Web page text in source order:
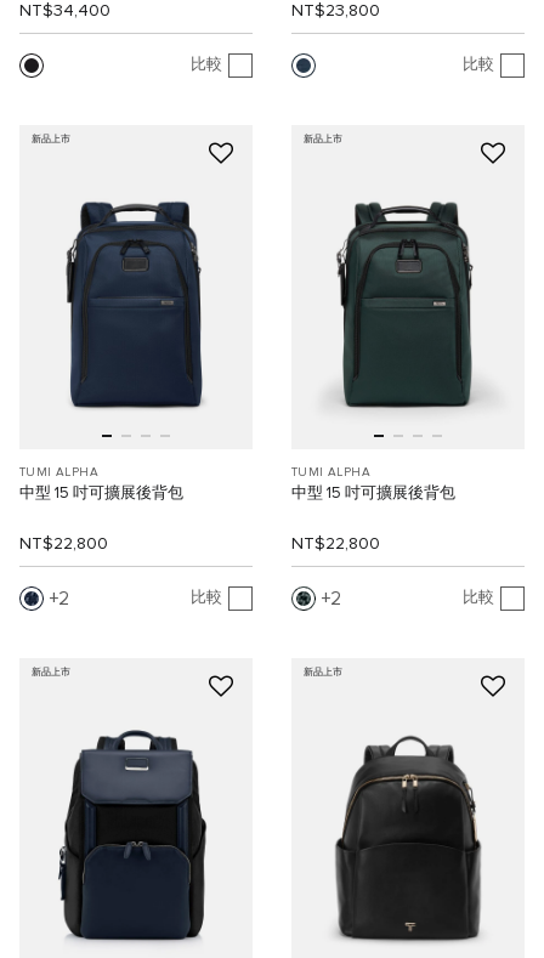
NT$34,400
比較
NT$23,800
比較
新品上市
TUMI ALPHA
中型 15 吋可擴展後背包
NT$22,800
2 比較
新品上市
TUMI ALPHA
中型 15 吋可擴展後背包
NT$22,800
2 比較
新品上市 新品上市